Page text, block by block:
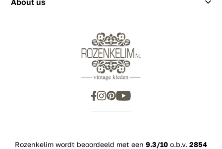
Rozenkelim wordt beoordeeld met een 9.3/10 o.b.v. 2854